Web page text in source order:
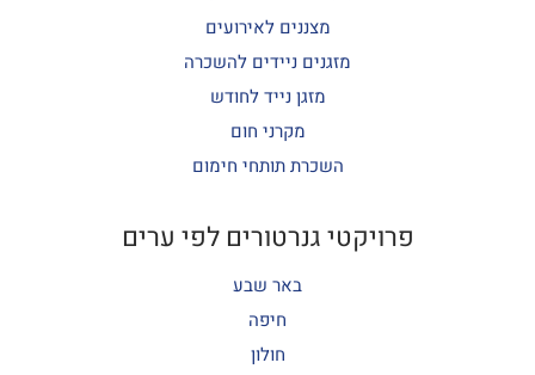
מצננים לאירועים
מזגנים ניידים להשכרה
מזגן נייד לחודש
מקרני חום
השכרת תותחי חימום
פרויקטי גנרטורים לפי ערים
באר שבע
חיפה
חולון